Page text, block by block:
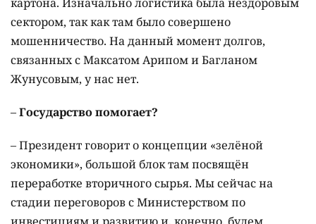
сектором, так как там было совершено
мошенничество. На данный момент долгов,
связанных с Максатом Арипом и Багланом
Жунусовым, у нас нет.
–Государство помогает?
– Президент говорит о концепции «зелёной
экономики», большой блок там посвящён
переработке вторичного сырья. Мы сейчас на
стадии переговоров с Министерством по